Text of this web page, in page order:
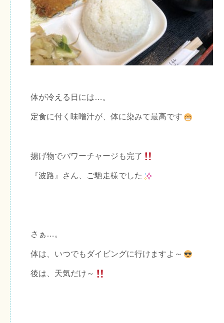
体が冷える日には…。
定食に付く味噌汁が、体に染みて最高です
揚げ物でパワーチャージも完了
『波路』さん、ご馳走様でした
さぁ…。
体は、いつでもダイビングに行けますよ～
後は、天気だけ～